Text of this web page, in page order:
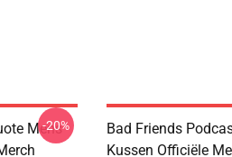
Mens
-20%
Bad Friends
Kussen Officiële